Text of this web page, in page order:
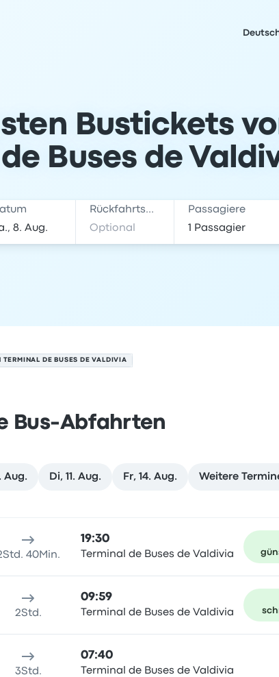
Bustickets
Buses de
Rückfahrtsdatum Passagiere
TERMINAL DE BUSES DE VALDIVIA
Bus-Abfahrten
Aug. Di, 11. Aug. Fr, 14. Aug. Weitere
40Min.
19:30
Terminal de Buses de Valdivia
2Std.
09:59
Terminal de Buses de Valdivia
3Std.
07:40
Terminal de Buses de Valdivia